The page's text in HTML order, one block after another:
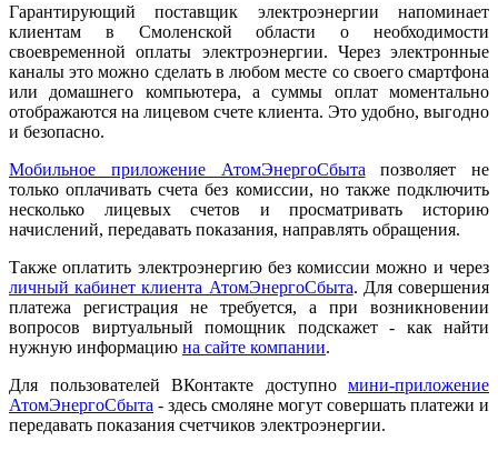
Гарантирующий поставщик электроэнергии напоминает
клиентам в Смоленской области о необходимости
своевременной оплаты электроэнергии. Через электронные
каналы это можно сделать в любом месте со своего смартфона
или домашнего компьютера, а суммы оплат моментально
отображаются на лицевом счете клиента. Это удобно, выгодно
и безопасно.
Мобильное приложение АтомЭнергоСбыта позволяет не
только оплачивать счета без комиссии, но также подключить
несколько лицевых счетов и просматривать историю
начислений, передавать показания, направлять обращения.
Также оплатить электроэнергию без комиссии можно и через
личный кабинет клиента АтомЭнергоСбыта. Для совершения
платежа регистрация не требуется, а при возникновении
вопросов виртуальный помощник подскажет - как найти
нужную информацию на сайте компании.
Для пользователей ВКонтакте доступно мини-приложение
АтомЭнергоСбыта - здесь смоляне могут совершать платежи и
передавать показания счетчиков электроэнергии.